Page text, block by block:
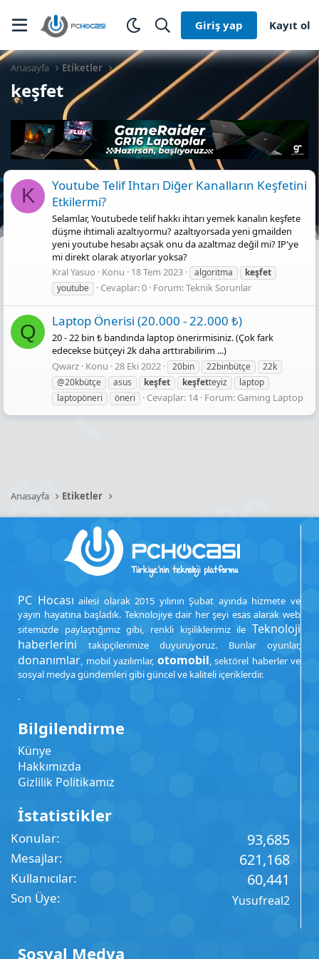
Giriş yap Kayıt ol
Anasayfa Etiketler
keşfet
K
Youtube Telif Ihtarı Diğer Kanalların Keşfetini
Etkilermi?
Selamlar, Youtubede telif hakkı ihtarı yemek kanalın keşfete
düşme ihtimali azaltıyormu? azaltıyorsada yeni gmailden
yeni youtube hesabı açsak onu da azaltmaz değil mi? IP'ye
mi direkt olarak atıyorlar yoksa?
Kral Yasuo
Konu 18 Tem 2023 algoritma
keşfet
youtube
Cevaplar: 0 Forum:Teknik Sorunlar
Q Laptop Önerisi (20.000 - 22.000 ₺)
20 - 22 bin ₺ bandında laptop önerirmisiniz. (Çok fark
edecekse bütçeyi 2k daha arttırabilirim ...)
Qwarz Konu 28 Eki 2022 20bin 22binbütçe
22k
@20kbütçe
asus keşfet keşfetteyiz
laptop
laptopöneri
öneri Cevaplar: 14 Forum: Gaming Laptop
Anasayfa Etiketler
PC Hocası ailesi olarak 2015 yılının Şubat ayında hizmete ve
yayın hayatına başladık. Teknolojiye dair her şeyi esas alarak web
sitemizde paylaştığımız gibi, renkli kişiliklerimiz ile Teknoloji
haberlerini takipçilerimize duyuruyoruz. Bunlar oyunlar,
donanımlar, mobil yazılımlar, otomobil, sektörel haberler ve
sosyal medya gündemleri gibi güncel ve kaliteli içeriklerdir.
.
Bilgilendirme
Künye
Hakkımızda
Gizlilik Politikamız
İstatistikler
Konular 93,685
Mesajlar 621,168
Kullanıcılar 60,441
Son Üye Yusufreal2
Sosyal Medya